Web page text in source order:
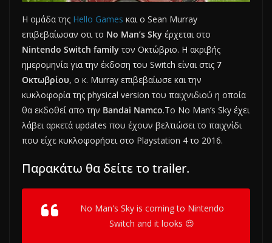
Η ομάδα της Hello Games και ο Sean Murray
επιβεβαίωσαν οτι το No Man’s Sky έρχεται στο
Nintendo Switch family τον Οκτώβριο. Η ακριβής
ημερομηνία για την έκδοση του Switch είναι στις 7
Οκτωβρίου, ο κ. Murray επιβεβαίωσε και την
κυκλοφορία της physical version του παιχνιδιού η οποία
θα εκδοθεί απο την Bandai Namco.Το No Man’s Sky έχει
λάβει αρκετά updates που έχουν βελτιώσει το παιχνίδι
που είχε κυκλοφορήσει στο Playstation 4 το 2016.
Παρακάτω θα δείτε το trailer.
No Man's Sky is coming to Nintendo
Switch and it looks 😍